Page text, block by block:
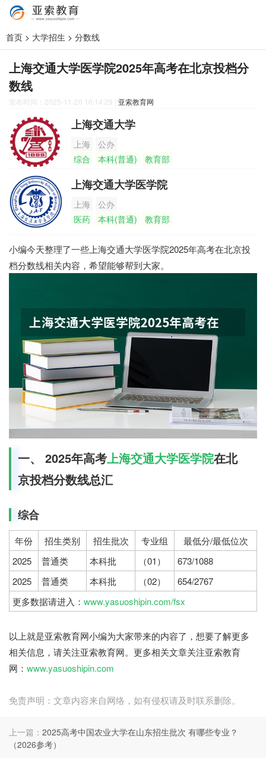
首页 > 大学招生 > 分数线
上海交通大学医学院2025年高考在北京投档分
数线
发布时间：2025-11-20 16:14:29 | 亚索教育网
上海交通大学
上海
公办
综合
本科(普通) 教育部
上海交通大学医学院
上海
公办
医药
本科(普通) 教育部
小编今天整理了一些上海交通大学医学院2025年高考在北京投
档分数线相关内容，希望能够帮到大家。
一、 2025年高考上海交通大学医学院在北
京投档分数线总汇
综合
年份 招生类别 招生批次 专业组
最低分/最低位次
2025
普通类 本科批 （01）
673/1088
2025
普通类 本科批 （02）
654/2767
更多数据请进入： www.yasuoshipin.com/fsx
以上就是亚索教育网小编为大家带来的内容了，想要了解更多
相关信息，请关注亚索教育网。更多相关文章关注亚索教育
网： www.yasuoshipin.com
免责声明：文章内容来自网络，如有侵权请及时联系删除。
上一篇： 2025高考中国农业大学在山东招生批次 有哪些专业？
（2026参考）